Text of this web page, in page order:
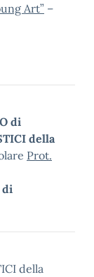
Art” –
di
della
Prot.
di
della